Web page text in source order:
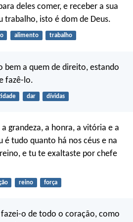
deles comer, e receber a sua
trabalho, isto é dom de Deus.
alimento trabalho
bem a quem de direito, estando
fazê-lo.
dar dívidas
a grandeza, a honra, a vitória e a
é tudo quanto há nos céus e na
e tu te exaltaste por chefe
reino força
o de todo o coração, como